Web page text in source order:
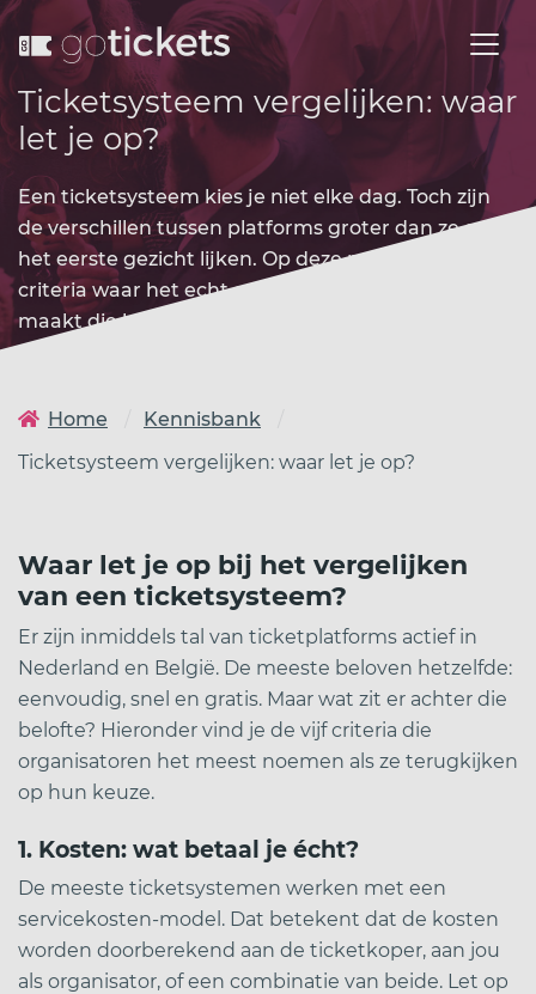
Ticketsysteem vergelijken: waar
let je op?
Een ticketsysteem kies je niet elke dag. Toch zijn
de verschillen tussen platforms groter dan ze op
het eerste gezicht lijken. Op deze pagina vind je de
criteria waar het echt om gaat, zodat je een keuze
maakt die bij jouw evenement en organisatie past.
Home
Kennisbank
Ticketsysteem vergelijken: waar let je op?
Waar let je op bij het vergelijken
van een ticketsysteem?
Er zijn inmiddels tal van ticketplatforms actief in
Nederland en België. De meeste beloven hetzelfde:
eenvoudig, snel en gratis. Maar wat zit er achter die
belofte? Hieronder vind je de vijf criteria die
organisatoren het meest noemen als ze terugkijken
op hun keuze.
1. Kosten: wat betaal je écht?
De meeste ticketsystemen werken met een
servicekosten-model. Dat betekent dat de kosten
worden doorberekend aan de ticketkoper, aan jou
als organisator, of een combinatie van beide. Let op